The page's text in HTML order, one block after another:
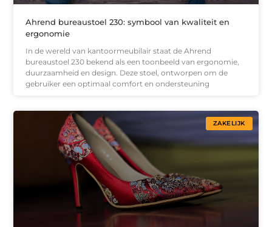
Ahrend bureaustoel 230: symbool van kwaliteit en
ergonomie
In de wereld van kantoormeubilair staat de Ahrend
bureaustoel 230 bekend als een toonbeeld van ergonomie,
duurzaamheid en design. Deze stoel, ontworpen om de
gebruiker een optimaal comfort en ondersteuning
ZAKELIJK